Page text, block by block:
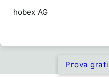
hobex AG
Prova